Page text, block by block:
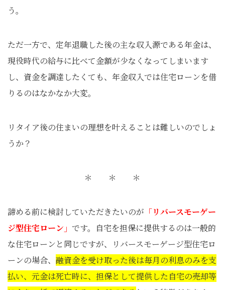
う。
ただ一方で、定年退職した後の主な収入源である年金は、
現役時代の給与に比べて金額が少なくなってしまいます
し、資金を調達したくても、年金収入では住宅ローンを借
りるのはなかなか大変。
リタイア後の住まいの理想を叶えることは難しいのでしょ
うか？
＊ ＊ ＊
諦める前に検討していただきたいのが 「リバースモーゲー
ジ型住宅ローン」 です。自宅を担保に提供するのは一般的
な住宅ローンと同じですが、リバースモーゲージ型住宅ロ
ーンの場合、 融資金を受け取った後は毎月の利息のみを支
払い、元金は死亡時に、担保として提供した自宅の売却等